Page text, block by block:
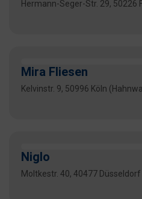
Hermann-Seger-Str. 29, 50226
Mira Fliesen
Kelvinstr. 9, 50996 Köln
Niglo
Moltkestr. 40, 40477 Düsseldorf